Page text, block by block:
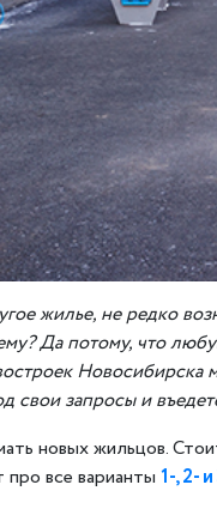
жилье, не редко
Да потому, что
Новосибирска
свои запросы и
новых жильцов.
про все варианты 1-, 2-